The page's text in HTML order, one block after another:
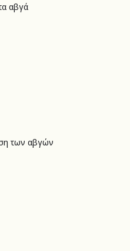
αβγά
τα αβγά
των αβγών
των αβγών